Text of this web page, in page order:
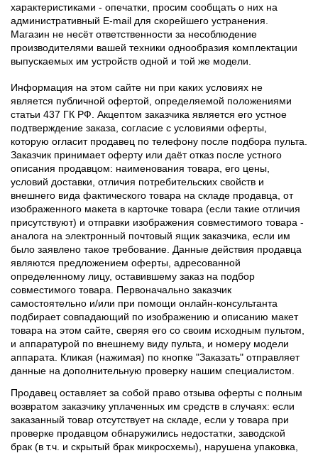
характеристиками - опечатки, просим сообщать о них на
административный E-mail для скорейшего устранения.
Магазин не несёт ответственности за несоблюдение
производителями вашей техники однообразия комплектации
выпускаемых им устройств одной и той же модели.
Информация на этом сайте ни при каких условиях не
является публичной офертой, определяемой положениями
статьи 437 ГК РФ. Акцептом заказчика является его устное
подтверждение заказа, согласие с условиями оферты,
которую огласит продавец по телефону после подбора пульта.
Заказчик принимает оферту или даёт отказ после устного
описания продавцом: наименования товара, его цены,
условий доставки, отличия потребительских свойств и
внешнего вида фактического товара на складе продавца, от
изображенного макета в карточке товара (если такие отличия
присутствуют) и отправки изображения совместимого товара -
аналога на электронный почтовый ящик заказчика, если им
было заявлено такое требование. Данные действия продавца
являются предложением оферты, адресованной
определенному лицу, оставившему заказ на подбор
совместимого товара. Первоначально заказчик
самостоятельно и/или при помощи онлайн-консультанта
подбирает совпадающий по изображению и описанию макет
товара на этом сайте, сверяя его со своим исходным пультом,
и аппаратурой по внешнему виду пульта, и номеру модели
аппарата. Кликая (нажимая) по кнопке "Заказать" отправляет
данные на дополнительную проверку нашим специалистом.
Продавец оставляет за собой право отзыва оферты с полным
возвратом заказчику уплаченных им средств в случаях: если
заказанный товар отсутствует на складе, если у товара при
проверке продавцом обнаружились недостатки, заводской
брак (в т.ч. и скрытый брак микросхемы), нарушена упаковка,